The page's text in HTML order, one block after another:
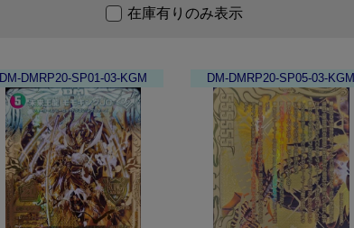
在庫有りのみ表示
DM-DMRP20-SP01-03-KGM DM-DMRP20-SP05-03-KGM